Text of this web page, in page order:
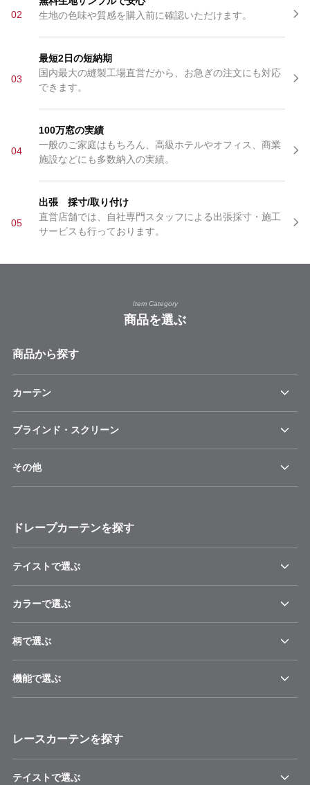
02
生地の色味や質感を購入前に確認いただけます。
03
最短2日の短納期
国内最大の縫製工場直営だから、お急ぎの注文にも対応
できます。
04
100万窓の実績
一般のご家庭はもちろん、高級ホテルやオフィス、商業
施設などにも多数納入の実績。
05
出張 採寸/取り付け
直営店舗では、自社専門スタッフによる出張採寸・施工
サービスも行っております。
Item Category
商品を選ぶ
商品から探す
カーテン
ブラインド・スクリーン
その他
ドレープカーテンを探す
テイストで選ぶ
カラーで選ぶ
柄で選ぶ
機能で選ぶ
レースカーテンを探す
テイストで選ぶ